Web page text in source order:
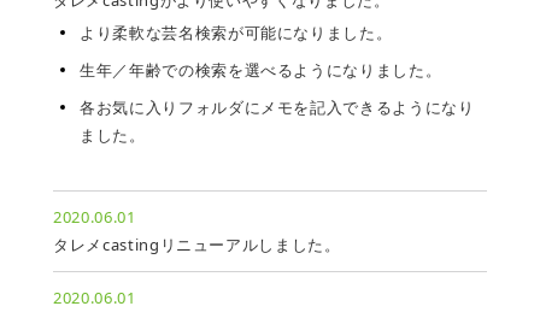
より柔軟な芸名検索が可能になりました。
生年／年齢での検索を選べるようになりました。
各お気に入りフォルダにメモを記入できるようになり
ました。
2020.06.01
タレメcastingリニューアルしました。
2020.06.01